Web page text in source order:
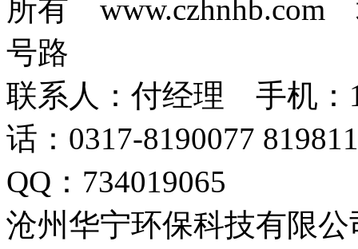
所有 www.czhnhb.com
号路
联系人：付经理 手机：
话：0317-8190077
QQ：734019065
沧州华宁环保科技有限